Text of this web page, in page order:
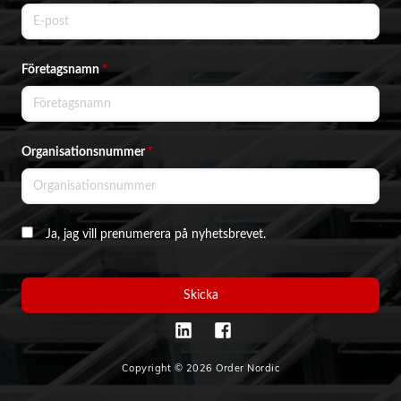
Företagsnamn*
Organisationsnummer *
Ja, jag vill prenumerera på nyhetsbrevet.
Skicka
Copyright © 2026 Order Nordic